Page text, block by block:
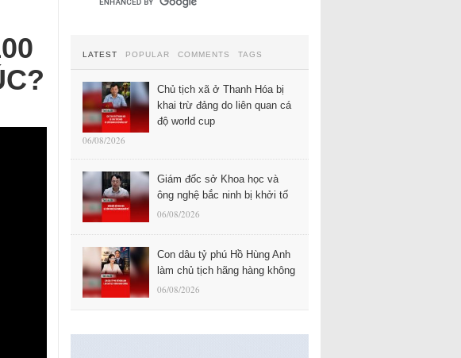
LATEST POPULAR COMMENTS TAGS
Chủ tịch xã ở Thanh Hóa bị
khai trừ đảng do liên quan cá
độ world cup
06/08/2026
Giám đốc sở Khoa học và
ông nghệ bắc ninh bị khởi tố
06/08/2026
Con dâu tỷ phú Hồ Hùng Anh
làm chủ tịch hãng hàng không
06/08/2026